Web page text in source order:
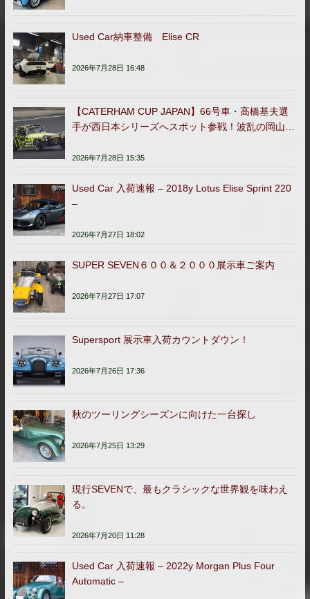
Used Car納車整備 Elise CR
2026年7月28日 16:48
【CATERHAM CUP JAPAN】66号車・高橋基夫選
手が西日本シリーズへスポット参戦！波乱の岡山ラ
2026年7月28日 15:35
Used Car 入荷速報 – 2018y Lotus Elise Sprint 220
–
2026年7月27日 18:02
SUPER SEVEN６００＆２０００展示車ご案内
2026年7月27日 17:07
Supersport 展示車入荷カウントダウン！
2026年7月26日 17:36
秋のツーリングシーズンに向けた一台探し
2026年7月25日 13:29
現行SEVENで、最もクラシックな世界観を味わえ
る。
2026年7月20日 11:28
Used Car 入荷速報 – 2022y Morgan Plus Four
Automatic –